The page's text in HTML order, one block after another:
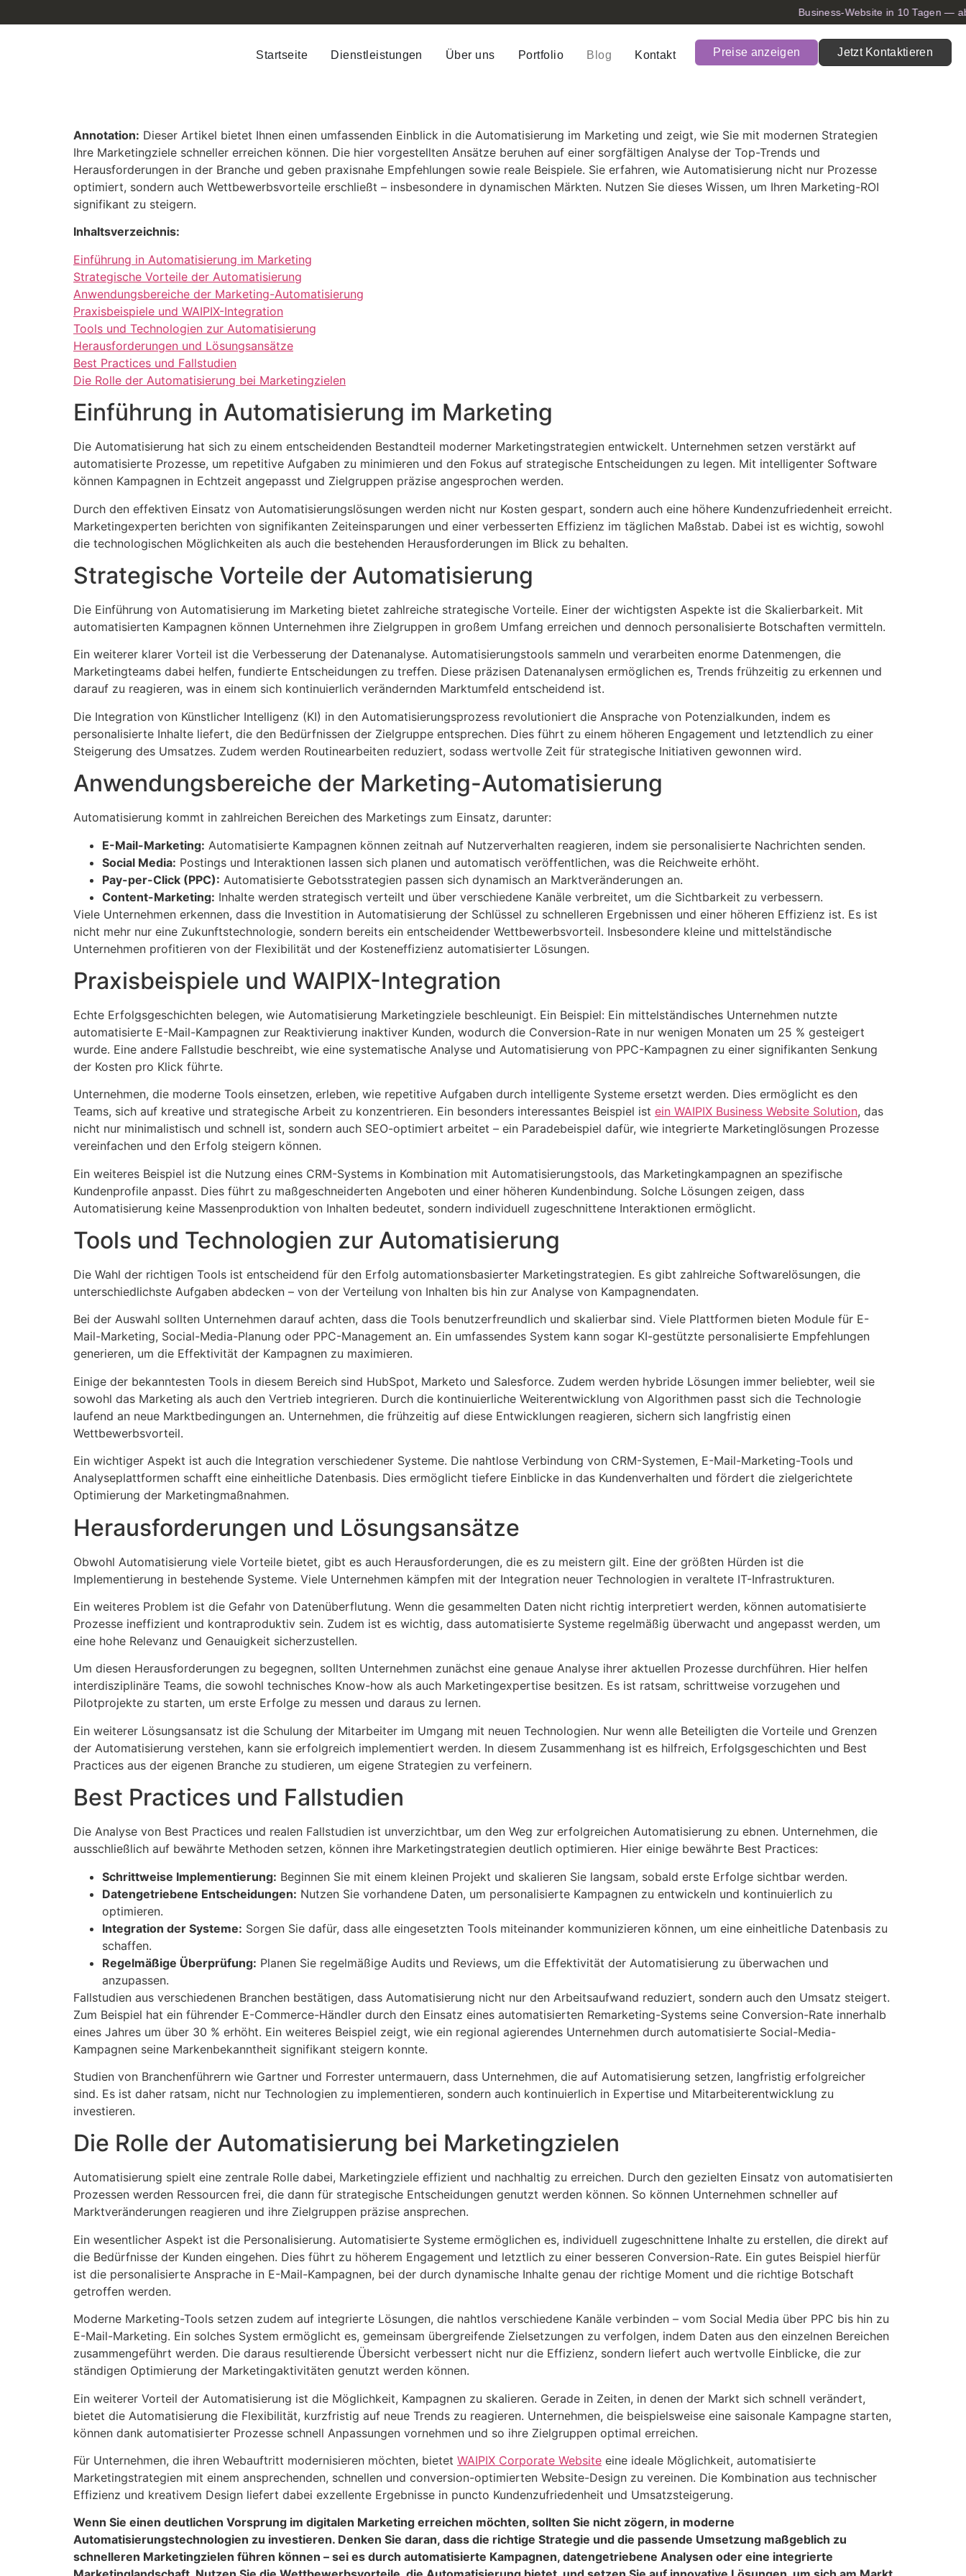
Business-Website in 10 Tagen —
Startseite Dienstleistungen Über uns Portfolio Blog Kontakt Preise anzeigen Jetzt Kontaktieren
Annotation: Dieser Artikel bietet Ihnen einen umfassenden Einblick in die Automatisierung im Marketing und zeigt, wie Sie mit modernen Strategien
Ihre Marketingziele schneller erreichen können. Die hier vorgestellten Ansätze beruhen auf einer sorgfältigen Analyse der Top-Trends und
Herausforderungen in der Branche und geben praxisnahe Empfehlungen sowie reale Beispiele. Sie erfahren, wie Automatisierung nicht nur Prozesse
optimiert, sondern auch Wettbewerbsvorteile erschließt – insbesondere in dynamischen Märkten. Nutzen Sie dieses Wissen, um Ihren Marketing-ROI
signifikant zu steigern.
Inhaltsverzeichnis:
Einführung in Automatisierung im Marketing
Strategische Vorteile der Automatisierung
Anwendungsbereiche der Marketing-Automatisierung
Praxisbeispiele und WAIPIX-Integration
Tools und Technologien zur Automatisierung
Herausforderungen und Lösungsansätze
Best Practices und Fallstudien
Die Rolle der Automatisierung bei Marketingzielen
Einführung in Automatisierung im Marketing
Die Automatisierung hat sich zu einem entscheidenden Bestandteil moderner Marketingstrategien entwickelt. Unternehmen setzen verstärkt auf
automatisierte Prozesse, um repetitive Aufgaben zu minimieren und den Fokus auf strategische Entscheidungen zu legen. Mit intelligenter Software
können Kampagnen in Echtzeit angepasst und Zielgruppen präzise angesprochen werden.
Durch den effektiven Einsatz von Automatisierungslösungen werden nicht nur Kosten gespart, sondern auch eine höhere Kundenzufriedenheit erreicht.
Marketingexperten berichten von signifikanten Zeiteinsparungen und einer verbesserten Effizienz im täglichen Maßstab. Dabei ist es wichtig, sowohl
die technologischen Möglichkeiten als auch die bestehenden Herausforderungen im Blick zu behalten.
Strategische Vorteile der Automatisierung
Die Einführung von Automatisierung im Marketing bietet zahlreiche strategische Vorteile. Einer der wichtigsten Aspekte ist die Skalierbarkeit. Mit
automatisierten Kampagnen können Unternehmen ihre Zielgruppen in großem Umfang erreichen und dennoch personalisierte Botschaften vermitteln.
Ein weiterer klarer Vorteil ist die Verbesserung der Datenanalyse. Automatisierungstools sammeln und verarbeiten enorme Datenmengen, die
Marketingteams dabei helfen, fundierte Entscheidungen zu treffen. Diese präzisen Datenanalysen ermöglichen es, Trends frühzeitig zu erkennen und
darauf zu reagieren, was in einem sich kontinuierlich verändernden Marktumfeld entscheidend ist.
Die Integration von Künstlicher Intelligenz (KI) in den Automatisierungsprozess revolutioniert die Ansprache von Potenzialkunden, indem es
personalisierte Inhalte liefert, die den Bedürfnissen der Zielgruppe entsprechen. Dies führt zu einem höheren Engagement und letztendlich zu einer
Steigerung des Umsatzes. Zudem werden Routinearbeiten reduziert, sodass wertvolle Zeit für strategische Initiativen gewonnen wird.
Anwendungsbereiche der Marketing-Automatisierung
Automatisierung kommt in zahlreichen Bereichen des Marketings zum Einsatz, darunter:
E-Mail-Marketing: Automatisierte Kampagnen können zeitnah auf Nutzerverhalten reagieren, indem sie personalisierte Nachrichten senden.
Social Media: Postings und Interaktionen lassen sich planen und automatisch veröffentlichen, was die Reichweite erhöht.
Pay-per-Click (PPC): Automatisierte Gebotsstrategien passen sich dynamisch an Marktveränderungen an.
Content-Marketing: Inhalte werden strategisch verteilt und über verschiedene Kanäle verbreitet, um die Sichtbarkeit zu verbessern.
Viele Unternehmen erkennen, dass die Investition in Automatisierung der Schlüssel zu schnelleren Ergebnissen und einer höheren Effizienz ist. Es ist
nicht mehr nur eine Zukunftstechnologie, sondern bereits ein entscheidender Wettbewerbsvorteil. Insbesondere kleine und mittelständische
Unternehmen profitieren von der Flexibilität und der Kosteneffizienz automatisierter Lösungen.
Praxisbeispiele und WAIPIX-Integration
Echte Erfolgsgeschichten belegen, wie Automatisierung Marketingziele beschleunigt. Ein Beispiel: Ein mittelständisches Unternehmen nutzte
automatisierte E-Mail-Kampagnen zur Reaktivierung inaktiver Kunden, wodurch die Conversion-Rate in nur wenigen Monaten um 25 % gesteigert
wurde. Eine andere Fallstudie beschreibt, wie eine systematische Analyse und Automatisierung von PPC-Kampagnen zu einer signifikanten Senkung
der Kosten pro Klick führte.
Unternehmen, die moderne Tools einsetzen, erleben, wie repetitive Aufgaben durch intelligente Systeme ersetzt werden. Dies ermöglicht es den
Teams, sich auf kreative und strategische Arbeit zu konzentrieren. Ein besonders interessantes Beispiel ist ein WAIPIX Business Website Solution, das
nicht nur minimalistisch und schnell ist, sondern auch SEO-optimiert arbeitet – ein Paradebeispiel dafür, wie integrierte Marketinglösungen Prozesse
vereinfachen und den Erfolg steigern können.
Ein weiteres Beispiel ist die Nutzung eines CRM-Systems in Kombination mit Automatisierungstools, das Marketingkampagnen an spezifische
Kundenprofile anpasst. Dies führt zu maßgeschneiderten Angeboten und einer höheren Kundenbindung. Solche Lösungen zeigen, dass
Automatisierung keine Massenproduktion von Inhalten bedeutet, sondern individuell zugeschnittene Interaktionen ermöglicht.
Tools und Technologien zur Automatisierung
Die Wahl der richtigen Tools ist entscheidend für den Erfolg automationsbasierter Marketingstrategien. Es gibt zahlreiche Softwarelösungen, die
unterschiedlichste Aufgaben abdecken – von der Verteilung von Inhalten bis hin zur Analyse von Kampagnendaten.
Bei der Auswahl sollten Unternehmen darauf achten, dass die Tools benutzerfreundlich und skalierbar sind. Viele Plattformen bieten Module für E-
Mail-Marketing, Social-Media-Planung oder PPC-Management an. Ein umfassendes System kann sogar KI-gestützte personalisierte Empfehlungen
generieren, um die Effektivität der Kampagnen zu maximieren.
Einige der bekanntesten Tools in diesem Bereich sind HubSpot, Marketo und Salesforce. Zudem werden hybride Lösungen immer beliebter, weil sie
sowohl das Marketing als auch den Vertrieb integrieren. Durch die kontinuierliche Weiterentwicklung von Algorithmen passt sich die Technologie
laufend an neue Marktbedingungen an. Unternehmen, die frühzeitig auf diese Entwicklungen reagieren, sichern sich langfristig einen
Wettbewerbsvorteil.
Ein wichtiger Aspekt ist auch die Integration verschiedener Systeme. Die nahtlose Verbindung von CRM-Systemen, E-Mail-Marketing-Tools und
Analyseplattformen schafft eine einheitliche Datenbasis. Dies ermöglicht tiefere Einblicke in das Kundenverhalten und fördert die zielgerichtete
Optimierung der Marketingmaßnahmen.
Herausforderungen und Lösungsansätze
Obwohl Automatisierung viele Vorteile bietet, gibt es auch Herausforderungen, die es zu meistern gilt. Eine der größten Hürden ist die
Implementierung in bestehende Systeme. Viele Unternehmen kämpfen mit der Integration neuer Technologien in veraltete IT-Infrastrukturen.
Ein weiteres Problem ist die Gefahr von Datenüberflutung. Wenn die gesammelten Daten nicht richtig interpretiert werden, können automatisierte
Prozesse ineffizient und kontraproduktiv sein. Zudem ist es wichtig, dass automatisierte Systeme regelmäßig überwacht und angepasst werden, um
eine hohe Relevanz und Genauigkeit sicherzustellen.
Um diesen Herausforderungen zu begegnen, sollten Unternehmen zunächst eine genaue Analyse ihrer aktuellen Prozesse durchführen. Hier helfen
interdisziplinäre Teams, die sowohl technisches Know-how als auch Marketingexpertise besitzen. Es ist ratsam, schrittweise vorzugehen und
Pilotprojekte zu starten, um erste Erfolge zu messen und daraus zu lernen.
Ein weiterer Lösungsansatz ist die Schulung der Mitarbeiter im Umgang mit neuen Technologien. Nur wenn alle Beteiligten die Vorteile und Grenzen
der Automatisierung verstehen, kann sie erfolgreich implementiert werden. In diesem Zusammenhang ist es hilfreich, Erfolgsgeschichten und Best
Practices aus der eigenen Branche zu studieren, um eigene Strategien zu verfeinern.
Best Practices und Fallstudien
Die Analyse von Best Practices und realen Fallstudien ist unverzichtbar, um den Weg zur erfolgreichen Automatisierung zu ebnen. Unternehmen, die
ausschließlich auf bewährte Methoden setzen, können ihre Marketingstrategien deutlich optimieren. Hier einige bewährte Best Practices:
Schrittweise Implementierung: Beginnen Sie mit einem kleinen Projekt und skalieren Sie langsam, sobald erste Erfolge sichtbar werden.
Datengetriebene Entscheidungen: Nutzen Sie vorhandene Daten, um personalisierte Kampagnen zu entwickeln und kontinuierlich zu
optimieren.
Integration der Systeme: Sorgen Sie dafür, dass alle eingesetzten Tools miteinander kommunizieren können, um eine einheitliche Datenbasis zu
schaffen.
Regelmäßige Überprüfung: Planen Sie regelmäßige Audits und Reviews, um die Effektivität der Automatisierung zu überwachen und
anzupassen.
Fallstudien aus verschiedenen Branchen bestätigen, dass Automatisierung nicht nur den Arbeitsaufwand reduziert, sondern auch den Umsatz steigert.
Zum Beispiel hat ein führender E-Commerce-Händler durch den Einsatz eines automatisierten Remarketing-Systems seine Conversion-Rate innerhalb
eines Jahres um über 30 % erhöht. Ein weiteres Beispiel zeigt, wie ein regional agierendes Unternehmen durch automatisierte Social-Media-
Kampagnen seine Markenbekanntheit signifikant steigern konnte.
Studien von Branchenführern wie Gartner und Forrester untermauern, dass Unternehmen, die auf Automatisierung setzen, langfristig erfolgreicher
sind. Es ist daher ratsam, nicht nur Technologien zu implementieren, sondern auch kontinuierlich in Expertise und Mitarbeiterentwicklung zu
investieren.
Die Rolle der Automatisierung bei Marketingzielen
Automatisierung spielt eine zentrale Rolle dabei, Marketingziele effizient und nachhaltig zu erreichen. Durch den gezielten Einsatz von automatisierten
Prozessen werden Ressourcen frei, die dann für strategische Entscheidungen genutzt werden können. So können Unternehmen schneller auf
Marktveränderungen reagieren und ihre Zielgruppen präzise ansprechen.
Ein wesentlicher Aspekt ist die Personalisierung. Automatisierte Systeme ermöglichen es, individuell zugeschnittene Inhalte zu erstellen, die direkt auf
die Bedürfnisse der Kunden eingehen. Dies führt zu höherem Engagement und letztlich zu einer besseren Conversion-Rate. Ein gutes Beispiel hierfür
ist die personalisierte Ansprache in E-Mail-Kampagnen, bei der durch dynamische Inhalte genau der richtige Moment und die richtige Botschaft
getroffen werden.
Moderne Marketing-Tools setzen zudem auf integrierte Lösungen, die nahtlos verschiedene Kanäle verbinden – vom Social Media über PPC bis hin zu
E-Mail-Marketing. Ein solches System ermöglicht es, gemeinsam übergreifende Zielsetzungen zu verfolgen, indem Daten aus den einzelnen Bereichen
zusammengeführt werden. Die daraus resultierende Übersicht verbessert nicht nur die Effizienz, sondern liefert auch wertvolle Einblicke, die zur
ständigen Optimierung der Marketingaktivitäten genutzt werden können.
Ein weiterer Vorteil der Automatisierung ist die Möglichkeit, Kampagnen zu skalieren. Gerade in Zeiten, in denen der Markt sich schnell verändert,
bietet die Automatisierung die Flexibilität, kurzfristig auf neue Trends zu reagieren. Unternehmen, die beispielsweise eine saisonale Kampagne starten,
können dank automatisierter Prozesse schnell Anpassungen vornehmen und so ihre Zielgruppen optimal erreichen.
Für Unternehmen, die ihren Webauftritt modernisieren möchten, bietet WAIPIX Corporate Website eine ideale Möglichkeit, automatisierte
Marketingstrategien mit einem ansprechenden, schnellen und conversion-optimierten Website-Design zu vereinen. Die Kombination aus technischer
Effizienz und kreativem Design liefert dabei exzellente Ergebnisse in puncto Kundenzufriedenheit und Umsatzsteigerung.
Wenn Sie einen deutlichen Vorsprung im digitalen Marketing erreichen möchten, sollten Sie nicht zögern, in moderne
Automatisierungstechnologien zu investieren. Denken Sie daran, dass die richtige Strategie und die passende Umsetzung maßgeblich zu
schnelleren Marketingzielen führen können – sei es durch automatisierte Kampagnen, datengetriebene Analysen oder eine integrierte